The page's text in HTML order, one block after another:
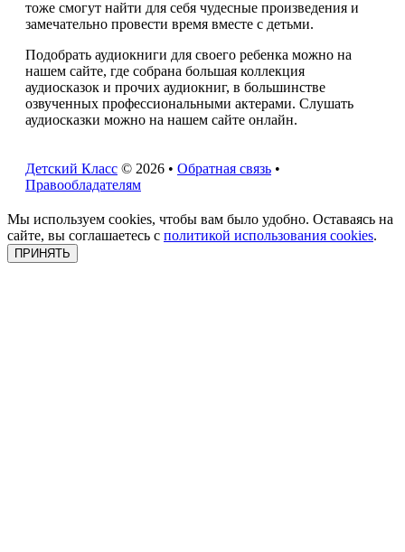
тоже смогут найти для себя чудесные произведения и
замечательно провести время вместе с детьми.
Подобрать аудиокниги для своего ребенка можно на
нашем сайте, где собрана большая коллекция
аудиосказок и прочих аудиокниг, в большинстве
озвученных профессиональными актерами. Слушать
аудиосказки можно на нашем сайте онлайн.
Детский Класс © 2026 • Обратная связь •
Правообладателям
Мы используем cookies, чтобы вам было удобно. Оставаясь на
сайте, вы соглашаетесь с политикой использования cookies.
ПРИНЯТЬ